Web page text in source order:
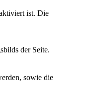
ist. Die
der Seite.
sowie die